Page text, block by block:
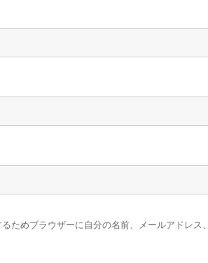
ためブラウザーに自分の名前、メールアドレス